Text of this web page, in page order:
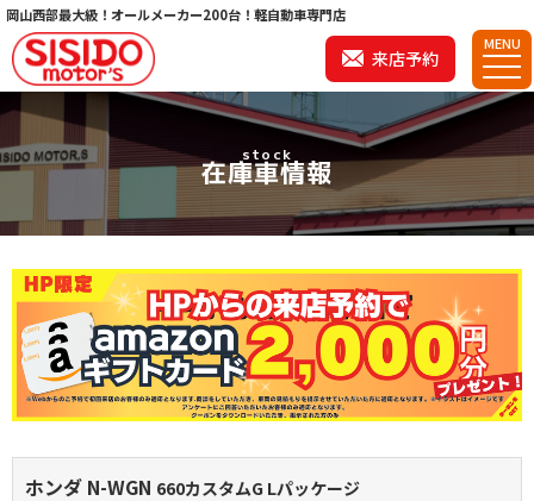
岡山西部最大級！オールメーカー200台！軽自動車専門店
来店予約
MENU
stock
在庫車情報
ホンダ N-WGN 660カスタムG Lパッケージ